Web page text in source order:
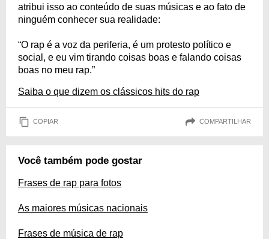
atribui isso ao conteúdo de suas músicas e ao fato de
ninguém conhecer sua realidade:
“O rap é a voz da periferia, é um protesto político e
social, e eu vim tirando coisas boas e falando coisas
boas no meu rap.”
Saiba o que dizem os clássicos hits do rap
COPIAR COMPARTILHAR
Você também pode gostar
Frases de rap para fotos
As maiores músicas nacionais
Frases de música de rap